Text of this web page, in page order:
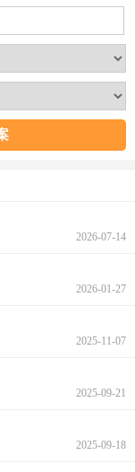
2026-07-14
2026-01-27
2025-11-07
2025-09-21
2025-09-18